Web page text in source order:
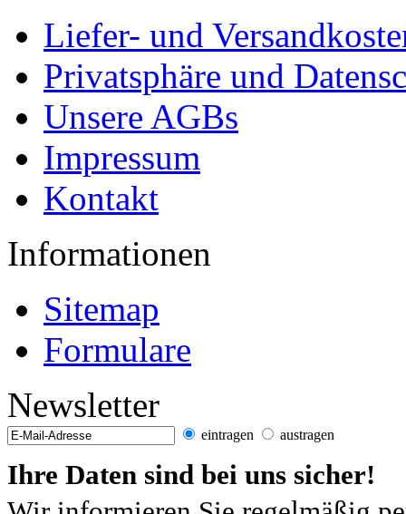
Liefer- und
Privatsphäre und
Unsere AGBs
Impressum
Kontakt
Informationen
Sitemap
Formulare
Newsletter
eintragen austragen
Ihre Daten sind bei uns sicher!